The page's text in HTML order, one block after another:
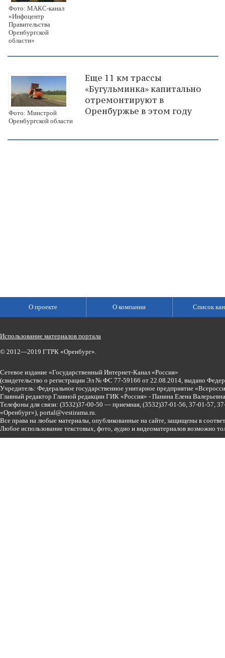
Фото: МАКС-канал
«Инфоцентр
Правительства
Оренбургской
области»
Фото: Минстрой
Оренбургской области
Еще 11 км трассы
«Бугульминка» капитально
отремонтируют в
Оренбуржье в этом году
О проекте О компании Список
Использование материалов портала
© 2012—2019 ГТРК «Оренбург».
Сетевое издание «Государственный Интернет-Канал «Россия»
(свидетельство о регистрации Эл № ФС 77-59166 от 22.08.2014, выдано
Учредитель: Федеральное государственное унитарное предприятие
Главный редактор Главной редакции ГИК «Россия» - Панина Елена
Телефоны для связи: (3532)37-00-50 — приемная, (3532)37-01-56, 37-01-57,
«Оренбург»), portal@vestirama.ru.
Все права на любые материалы, опубликованные на сайте, защищены в
Любое использование текстовых, фото, аудио и видеоматериалов возможно